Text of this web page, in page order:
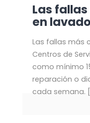
Las
en
Las fallas más
Centros de
como mínimo
reparación o
cada semana.